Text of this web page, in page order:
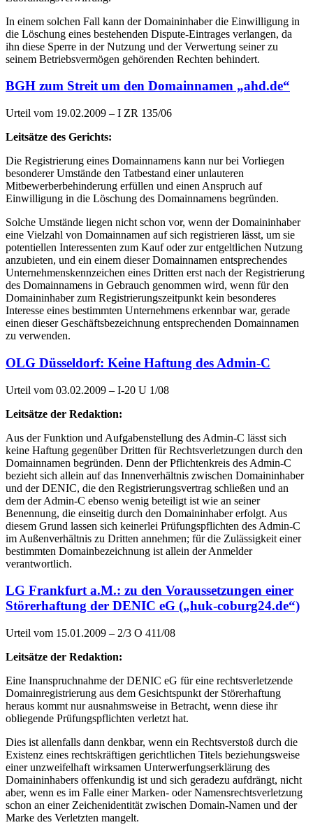
In einem solchen Fall kann der Domaininhaber die Einwilligung in
die Löschung eines bestehenden Dispute-Eintrages verlangen, da
ihn diese Sperre in der Nutzung und der Verwertung seiner zu
seinem Betriebsvermögen gehörenden Rechten behindert.
BGH zum Streit um den Domainnamen „ahd.de“
Urteil vom 19.02.2009 – I ZR 135/06
Leitsätze des Gerichts:
Die Registrierung eines Domainnamens kann nur bei Vorliegen
besonderer Umstände den Tatbestand einer unlauteren
Mitbewerberbehinderung erfüllen und einen Anspruch auf
Einwilligung in die Löschung des Domainnamens begründen.
Solche Umstände liegen nicht schon vor, wenn der Domaininhaber
eine Vielzahl von Domainnamen auf sich registrieren lässt, um sie
potentiellen Interessenten zum Kauf oder zur entgeltlichen Nutzung
anzubieten, und ein einem dieser Domainnamen entsprechendes
Unternehmenskennzeichen eines Dritten erst nach der Registrierung
des Domainnamens in Gebrauch genommen wird, wenn für den
Domaininhaber zum Registrierungszeitpunkt kein besonderes
Interesse eines bestimmten Unternehmens erkennbar war, gerade
einen dieser Geschäftsbezeichnung entsprechenden Domainnamen
zu verwenden.
OLG Düsseldorf: Keine Haftung des Admin-C
Urteil vom 03.02.2009 – I-20 U 1/08
Leitsätze der Redaktion:
Aus der Funktion und Aufgabenstellung des Admin-C lässt sich
keine Haftung gegenüber Dritten für Rechtsverletzungen durch den
Domainnamen begründen. Denn der Pflichtenkreis des Admin-C
bezieht sich allein auf das Innenverhältnis zwischen Domaininhaber
und der DENIC, die den Registrierungsvertrag schließen und an
dem der Admin-C ebenso wenig beteiligt ist wie an seiner
Benennung, die einseitig durch den Domaininhaber erfolgt. Aus
diesem Grund lassen sich keinerlei Prüfungspflichten des Admin-C
im Außenverhältnis zu Dritten annehmen; für die Zulässigkeit einer
bestimmten Domainbezeichnung ist allein der Anmelder
verantwortlich.
LG Frankfurt a.M.: zu den Voraussetzungen einer
Störerhaftung der DENIC eG („huk-coburg24.de“)
Urteil vom 15.01.2009 – 2/3 O 411/08
Leitsätze der Redaktion:
Eine Inanspruchnahme der DENIC eG für eine rechtsverletzende
Domainregistrierung aus dem Gesichtspunkt der Störerhaftung
heraus kommt nur ausnahmsweise in Betracht, wenn diese ihr
obliegende Prüfungspflichten verletzt hat.
Dies ist allenfalls dann denkbar, wenn ein Rechtsverstoß durch die
Existenz eines rechtskräftigen gerichtlichen Titels beziehungsweise
einer unzweifelhaft wirksamen Unterwerfungserklärung des
Domaininhabers offenkundig ist und sich geradezu aufdrängt, nicht
aber, wenn es im Falle einer Marken- oder Namensrechtsverletzung
schon an einer Zeichenidentität zwischen Domain-Namen und der
Marke des Verletzten mangelt.